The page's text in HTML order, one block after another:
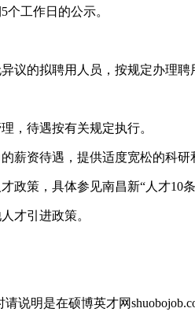
工作日的公示。
议的拟聘用人员，按规定办理
，待遇按有关规定执行。
薪资待遇，提供适度宽松的科研
政策，具体参见南昌新“人才10条
才引进政策。
说明是在硕博英才网